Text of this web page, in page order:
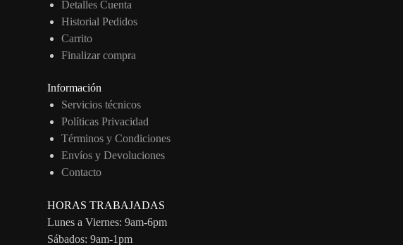
Detalles Cuenta
Historial Pedidos
Carrito
Finalizar compra
Información
Servicios técnicos
Políticas Privacidad
Términos y Condiciones
Envíos y Devoluciones
Contacto
HORAS TRABAJADAS
Lunes a Viernes: 9am-6pm
Sábados: 9am-1pm